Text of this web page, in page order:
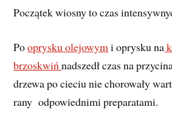
Początek wiosny to czas
Pooprysku olejowym i oprysku na
brzoskwińnadszedł czas na
drzewa po cieciu nie chorowały
rany odpowiednimi preparatami.